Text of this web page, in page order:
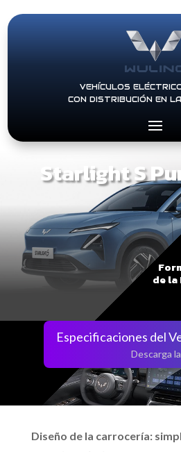
VEHÍCULOS
CON DISTRIBUCIÓN EN
Starlight S
de
Especificaciones del
Descarga
Diseño de la carrocería: